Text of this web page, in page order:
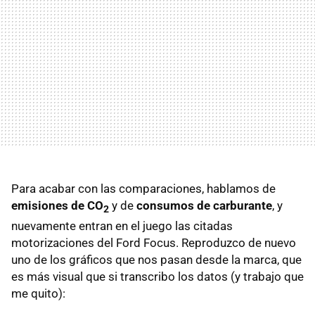
Para acabar con las comparaciones, hablamos de
emisiones de CO2 y de consumos de carburante, y
nuevamente entran en el juego las citadas
motorizaciones del Ford Focus. Reproduzco de nuevo
uno de los gráficos que nos pasan desde la marca, que
es más visual que si transcribo los datos (y trabajo que
me quito):